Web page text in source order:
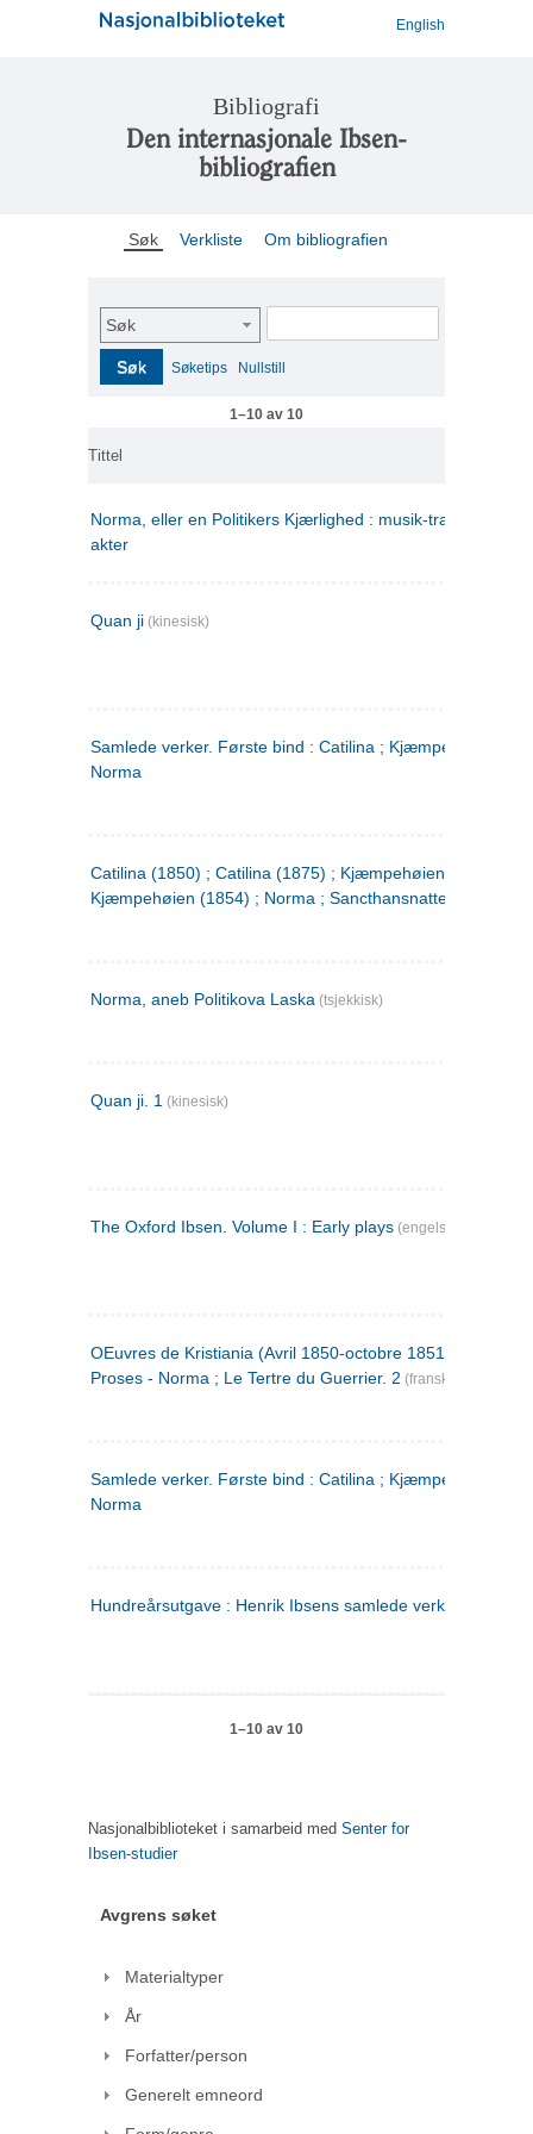
English
Bibliografi
Den internasjonale Ibsen-
bibliografien
Søk Verkliste Om bibliografien
Søk
Søk Søketips Nullstill
1–10 av 10
Tittel
Norma, eller en Politikers Kjærlighed : musik-tragedie i tre
akter
Quan ji (kinesisk)
Samlede verker. Første bind : Catilina ; Kjæmpehøien ;
Norma
Catilina (1850) ; Catilina (1875) ; Kjæmpehøien (1850) ;
Kjæmpehøien (1854) ; Norma ; Sancthansnatten
Norma, aneb Politikova Laska (tsjekkisk)
Quan ji. 1 (kinesisk)
The Oxford Ibsen. Volume I : Early plays (engelsk)
OEuvres de Kristiania (Avril 1850-octobre 1851) : Poèmes
Proses - Norma ; Le Tertre du Guerrier. 2 (fransk)
Samlede verker. Første bind : Catilina ; Kjæmpehøien ;
Norma
Hundreårsutgave : Henrik Ibsens samlede verker. 1
1–10 av 10
Nasjonalbiblioteket i samarbeid med Senter for
Ibsen-studier
Avgrens søket
Materialtyper
År
Forfatter/person
Generelt emneord